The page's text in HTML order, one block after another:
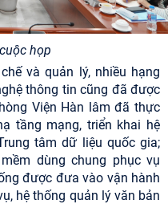
họp
và quản lý, nhiều hạng
thông tin cũng đã được
Viện Hàn lâm đã thực
tầng mạng, triển khai hệ
tâm dữ liệu quốc gia;
dùng chung phục vụ
được đưa vào vận hành
hệ thống quản lý văn bản